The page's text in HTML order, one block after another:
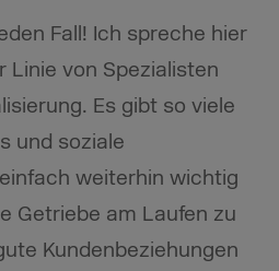
Fall! Ich spreche hier
Linie von Spezialisten
Es gibt so viele
und soziale
weiterhin wichtig
Getriebe am Laufen zu
Kundenbeziehungen